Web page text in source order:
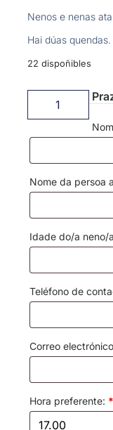
Nenos e nenas
Hai dúas quendas.
22 dispoñibles
Nome da persoa
Idade do/a neno/
Teléfono de
Correo
Hora preferente: *